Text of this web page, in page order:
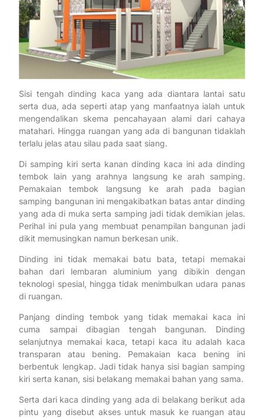
Sisi tengah dinding kaca yang ada diantara lantai satu
serta dua, ada seperti atap yang manfaatnya ialah untuk
mengendalikan skema pencahayaan alami dari cahaya
matahari. Hingga ruangan yang ada di bangunan tidaklah
terlalu jelas atau silau pada saat siang.
Di samping kiri serta kanan dinding kaca ini ada dinding
tembok lain yang arahnya langsung ke arah samping.
Pemakaian tembok langsung ke arah pada bagian
samping bangunan ini mengakibatkan batas antar dinding
yang ada di muka serta samping jadi tidak demikian jelas.
Perihal ini pula yang membuat penampilan bangunan jadi
dikit memusingkan namun berkesan unik.
Dinding ini tidak memakai batu bata, tetapi memakai
bahan dari lembaran aluminium yang dibikin dengan
teknologi spesial, hingga tidak menimbulkan udara panas
di ruangan.
Panjang dinding tembok yang tidak memakai kaca ini
cuma sampai dibagian tengah bangunan. Dinding
selanjutnya memakai kaca, tetapi kaca itu adalah kaca
transparan atau bening. Pemakaian kaca bening ini
berbentuk lengkap. Jadi tidak hanya sisi bagian samping
kiri serta kanan, sisi belakang memakai bahan yang sama.
Serta dari kaca dinding yang ada di belakang berikut ada
pintu yang disebut akses untuk masuk ke ruangan atau